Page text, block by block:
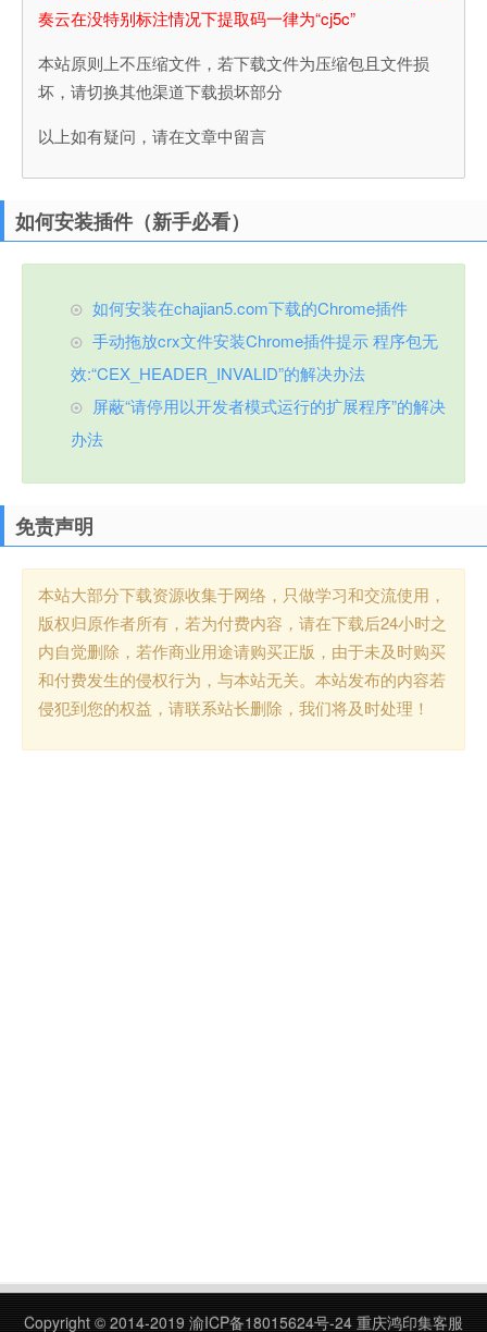
奏云在没特别标注情况下提取码一律为“cj5c”
本站原则上不压缩文件，若下载文件为压缩包且文件损
坏，请切换其他渠道下载损坏部分
以上如有疑问，请在文章中留言
如何安装插件（新手必看）
如何安装在chajian5.com下载的Chrome插件
手动拖放crx文件安装Chrome插件提示 程序包无
效:“CEX_HEADER_INVALID”的解决办法
屏蔽“请停用以开发者模式运行的扩展程序”的解决
办法
免责声明
本站大部分下载资源收集于网络，只做学习和交流使用，
版权归原作者所有，若为付费内容，请在下载后24小时之
内自觉删除，若作商业用途请购买正版，由于未及时购买
和付费发生的侵权行为，与本站无关。本站发布的内容若
侵犯到您的权益，请联系站长删除，我们将及时处理！
Copyright © 2014-2019 渝ICP备18015624号-24 重庆鸿印集客服